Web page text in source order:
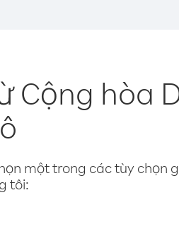
Cộng hòa
một trong các tùy chọn
tôi: